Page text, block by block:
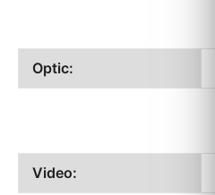
Optic:
Video: